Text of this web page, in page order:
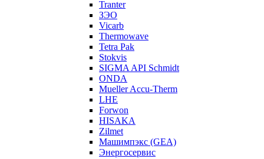
Tranter
ЗЭО
Vicarb
Thermowave
Tetra Pak
Stokvis
SIGMA API Schmidt
ONDA
Mueller Accu-Therm
LHE
Forwon
HISAKA
Zilmet
Машимпэкс (GEA)
Энергосервис